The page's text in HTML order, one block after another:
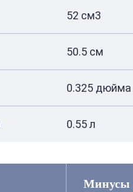
52 см3
50.5 см
0.325 дюйма
0.55 л
Минусы